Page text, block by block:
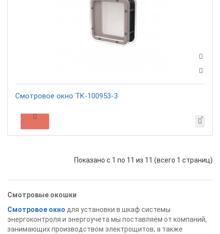
Смотровое окно TK-100953-3
Показано с 1 по 11 из 11 (всего 1 страниц)
Смотровые окошки
Смотровое окно для установки в шкаф системы
энергоконтроля и энергоучета мы поставляем от компаний,
занимающих производством электрощитов, а также